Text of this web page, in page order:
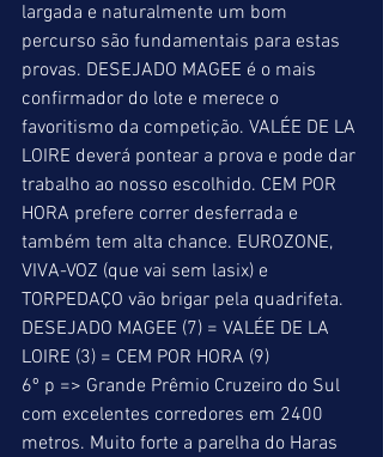
largada e naturalmente um bom
percurso são fundamentais para estas
provas. DESEJADO MAGEE é o mais
confirmador do lote e merece o
favoritismo da competição. VALÉE DE LA
LOIRE deverá pontear a prova e pode dar
trabalho ao nosso escolhido. CEM POR
HORA prefere correr desferrada e
também tem alta chance. EUROZONE,
VIVA-VOZ (que vai sem lasix) e
TORPEDAÇO vão brigar pela quadrifeta.
DESEJADO MAGEE (7) = VALÉE DE LA
LOIRE (3) = CEM POR HORA (9)
6º p => Grande Prêmio Cruzeiro do Sul
com excelentes corredores em 2400
metros. Muito forte a parelha do Haras